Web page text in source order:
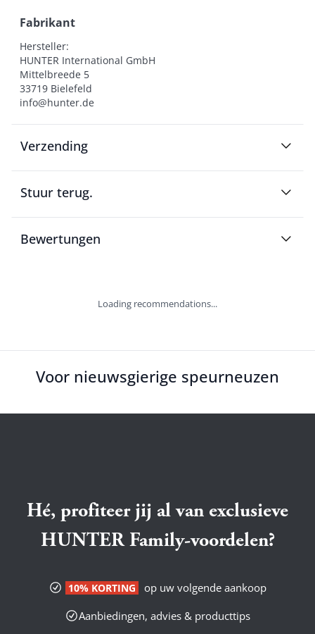
Fabrikant
Hersteller:
HUNTER International GmbH
Mittelbreede 5
33719 Bielefeld
info@hunter.de
Verzending
Stuur terug.
Bewertungen
Loading recommendations...
Voor nieuwsgierige speurneuzen
Hé, profiteer jij al van exclusieve
HUNTER Family-voordelen?
10% KORTING
op uw volgende aankoop
Aanbiedingen, advies & producttips